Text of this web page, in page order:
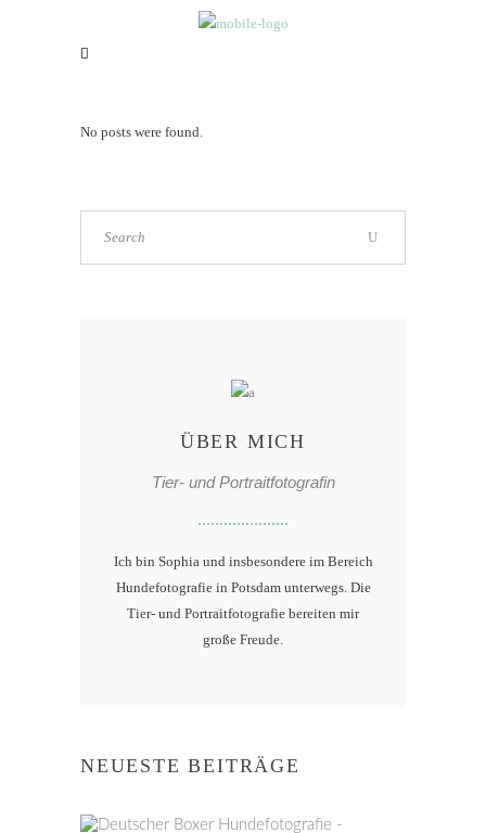
No posts were found.
ÜBER MICH
Tier- und Portraitfotografin
Ich bin Sophia und insbesondere im Bereich
Hundefotografie in Potsdam unterwegs. Die
Tier- und Portraitfotografie bereiten mir
große Freude.
NEUESTE BEITRÄGE